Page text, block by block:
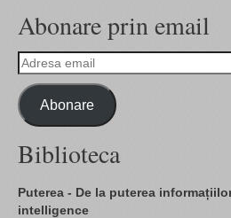
Abonare prin email
Adresa
email
Abonare
Biblioteca
Puterea - De la puterea
intelligence